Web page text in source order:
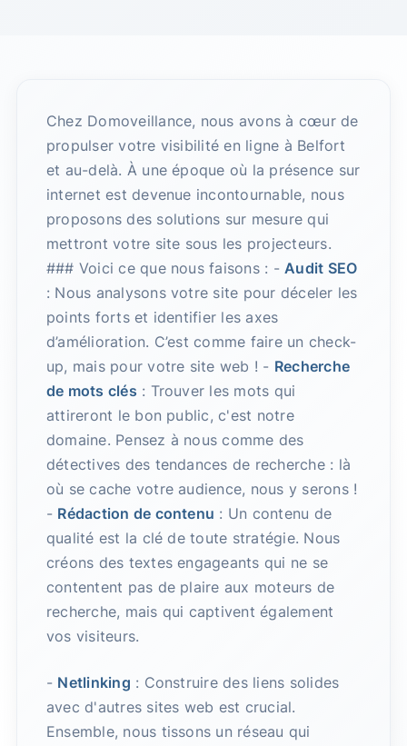
Chez Domoveillance, nous avons à cœur de
propulser votre visibilité en ligne à Belfort
et au-delà. À une époque où la présence sur
internet est devenue incontournable, nous
proposons des solutions sur mesure qui
mettront votre site sous les projecteurs.
### Voici ce que nous faisons : -Audit SEO
: Nous analysons votre site pour déceler les
points forts et identifier les axes
d’amélioration. C’est comme faire un check-
up, mais pour votre site web ! - Recherche
de mots clés : Trouver les mots qui
attireront le bon public, c'est notre
domaine. Pensez à nous comme des
détectives des tendances de recherche : là
où se cache votre audience, nous y serons !
- Rédaction de contenu : Un contenu de
qualité est la clé de toute stratégie. Nous
créons des textes engageants qui ne se
contentent pas de plaire aux moteurs de
recherche, mais qui captivent également
vos visiteurs.
- Netlinking : Construire des liens solides
avec d'autres sites web est crucial.
Ensemble, nous tissons un réseau qui